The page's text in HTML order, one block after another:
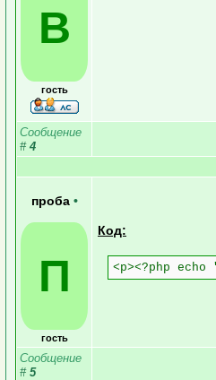
В
гость
Сообщение
# 4
проба •
П
гость
Код:
<p><?php
Сообщение
# 5